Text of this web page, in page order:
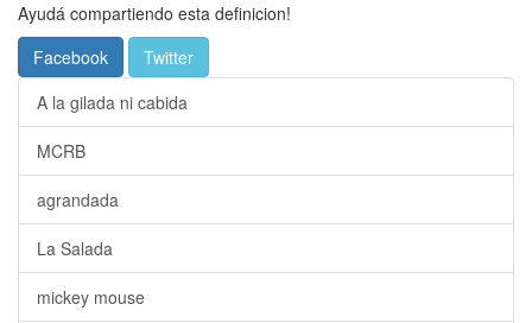
Ayudá compartiendo esta definicion!
Facebook
Twitter
A la gilada ni cabida
MCRB
agrandada
La Salada
mickey mouse